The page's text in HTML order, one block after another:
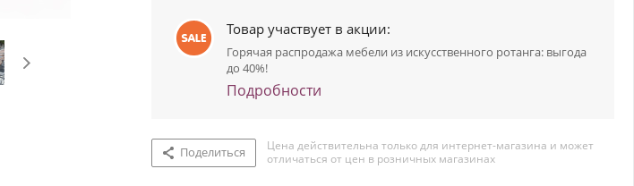
Товар участвует в акции:
Горячая распродажа мебели из искусственного ротанга: выгода
до 40%!
Подробности
Поделиться
Цена действительна только для интернет-магазина и может
отличаться от цен в розничных магазинах